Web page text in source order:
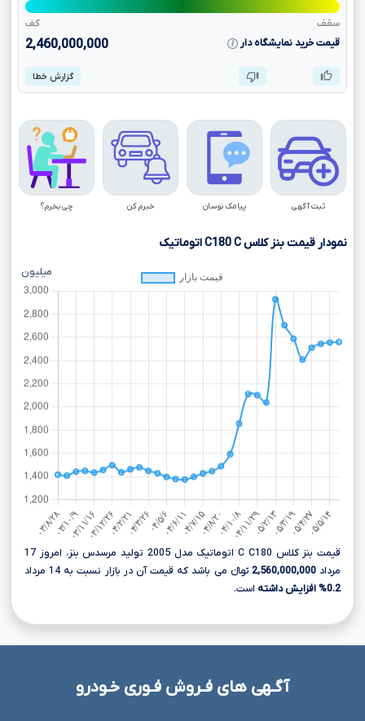
سقف
کف
قیمت خرید نمایشگاه دار
2,460,000,000
گزارش خطا
ثبت آگهی پیامک نوسان خبرم کن چی بخرم؟
نمودار قیمت بنز کلاسC
C180اتوماتیک
میلیون
قیمت بنز کلاس C C180 اتوماتیک مدل 2005 تولید مرسدس بنز، امروز 17
مرداد2,560,000,000 تومانءءء می باشد که قیمت آن در بازار نسبت به 14 مرداد
0.2% افزایش داشته
است.
آگـهی های فـروش فـوری خـودرو